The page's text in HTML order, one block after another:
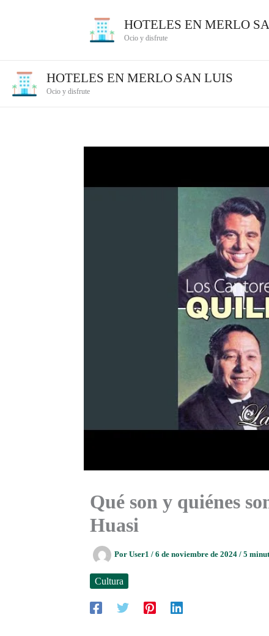
HOTELES EN MERLO
Ocio y disfrute
HOTELES EN MERLO SAN LUIS
Ocio y disfrute
Qué son y quiénes
Huasi
Por User1 / 6 de noviembre de 2024 / 5
Cultura